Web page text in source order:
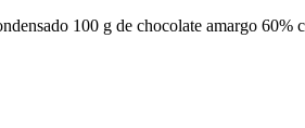
100 g de chocolate amargo